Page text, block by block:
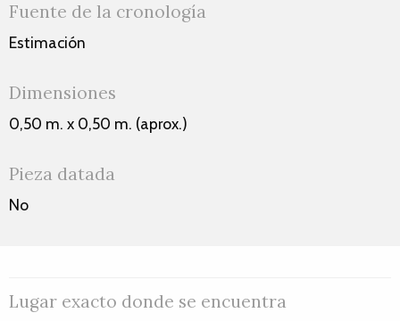
Fuente de la cronología
Estimación
Dimensiones
0,50 m. x 0,50 m. (aprox.)
Pieza datada
No
Lugar exacto donde se encuentra